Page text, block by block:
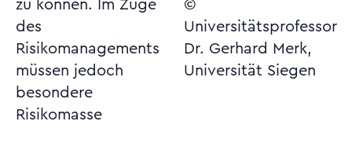
zu können. Im Zuge
des
Risikomanagements
müssen jedoch
besondere
Risikomasse
©
Universitätsprofessor
Dr. Gerhard Merk,
Universität Siegen